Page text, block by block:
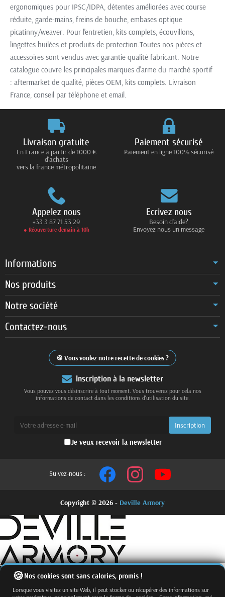
ergonomiques pour IPSC/IDPA, détentes améliorées avec course
réduite, garde-mains, freins de bouche, embases optique
picatinny/weaver. Pour l'entretien, kits complets, écouvillons,
lingettes huilées et produits de protection.Toutes nos pièces et
accessoires sont vendus avec garantie qualité fabricant. Notre
catalogue couvre les principales marques d'arme du marché sportif
: aftermarket de qualité, pièces OEM, kits complets. Livraison
France, conseil par téléphone et email.
Livraison gratuite
En France à partir de 1000 €
d'achats
vers la france métropolitaine
Paiement sécurisé
Paiement en ligne 100% sécurisé
Appelez nous
+33 3 87 71 53 29
● Réouverture demain à 10h
Ecrivez nous
Besoin d'aide?
Envoyez nous un message
Informations
Nos produits
Notre société
Contactez-nous
Vous voulez notre recette de cookies ?
Inscription à la newsletter
Vous pouvez vous désinscrire à tout moment. Vous trouverez pour cela nos
informations de contact dans les conditions d'utilisation du site.
Je veux recevoir la newsletter
Suivez-nous :
Copyright © 2026 - Deville Armory
Nos cookies sont sans calories, promis !
Lorsque vous visitez un site Web, il peut stocker ou récupérer des informations sur